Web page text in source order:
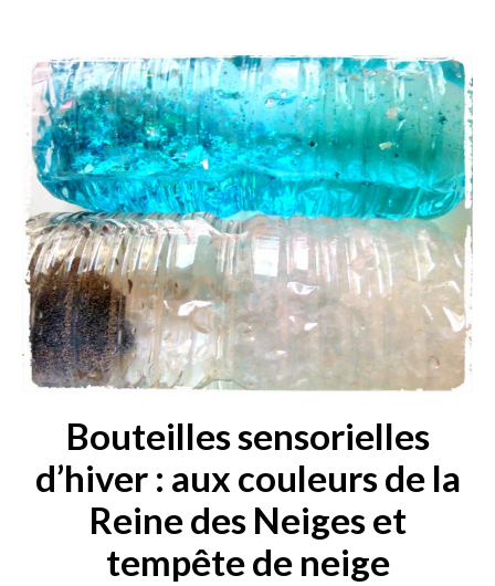
Bouteilles sensorielles
d’hiver : aux couleurs de la
Reine des Neiges et
tempête de neige